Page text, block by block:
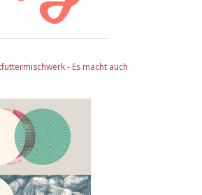
- Es macht auch